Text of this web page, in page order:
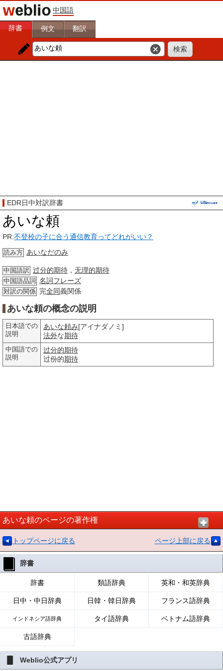
中国語
辞書 例文 翻訳
EDR日中対訳辞書
あいな頼
PR:不登校の子に合う通信教育ってどれがいい？
読み方 あいなだのみ
中国語訳 过分的期待 ， 无理的期待
中国語品詞 名詞フレーズ
対訳の関係 完全同義関係
あいな頼の概念の説明
日本語での
説明
あいな頼み[アイナダノミ]
法外な期待
中国語での
説明
过分的期待
过份的期待
あいな頼のページの著作権
トップページに戻る ページ上部に戻る
辞書
辞書 類語辞典 英和・和英辞典
日中・中日辞典 日韓・韓日辞典 フランス語辞典
インドネシア語辞典 タイ語辞典 ベトナム語辞典
古語辞典
Weblio公式アプリ